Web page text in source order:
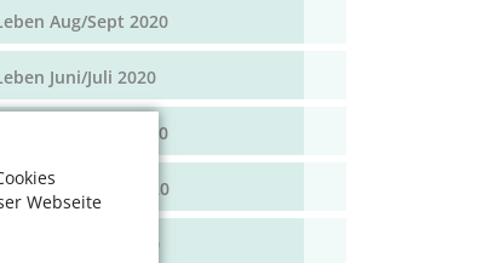
Webseite
Aug/Sept 2020
Juni/Juli 2020
April/Mai 2020
Feb/März 2020
Dez 19/Jan 20